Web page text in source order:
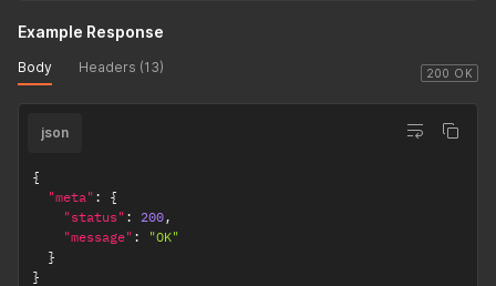
200 OK
Example Response
Body Headers (13)
json
{
"meta" :
{
"status" : 200 ,
"message" :
"OK"
}
}